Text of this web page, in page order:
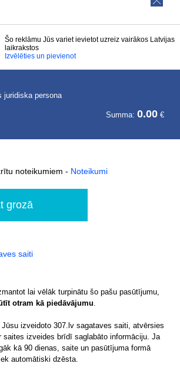
Šo reklāmu Jūs variet ievietot uzreiz vairākos Latvijas
laikrakstos
Izvēlēties un pievienot
juridiska persona
Summa: 0.00€
noteikumiem - Noteikumi
saiti
lai vēlāk turpinātu šo pašu pasūtījumu,
otram kā piedāvājumu
izveidoto 307.lv sagataves saiti, atvērsies
saites izveides brīdī saglabāto informāciju. Ja
kā 90 dienas, saite un pasūtījuma formā
automātiski dzēsta.